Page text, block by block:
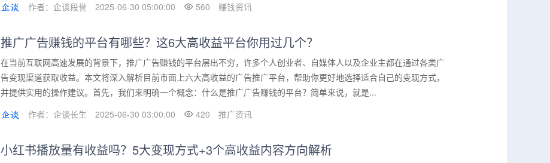
作者：企谈段誉
2025-06-30 05:00:00 560 赚钱资讯
推广广告赚钱的平台有哪些？这6大高收益平台你用过几个？
在当前互联网高速发展的背景下，推广广告赚钱的平台层出不穷，许多个人创业者、自媒体人以及企业主都在通过各类广
告变现渠道获取收益。本文将深入解析目前市面上六大高收益的广告推广平台，帮助你更好地选择适合自己的变现方式，
并提供实用的操作建议。首先，我们来明确一个概念：什么是推广广告赚钱的平台？简单来说，就是...
作者：企谈长生
2025-06-30 03:00:00 420 推广资讯
小红书播放量有收益吗？5大变现方式+3个高收益内容方向解析